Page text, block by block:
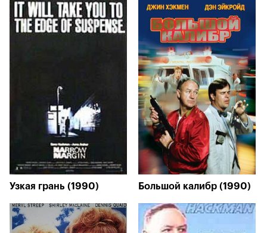
Узкая грань (1990) Большой калибр (1990)